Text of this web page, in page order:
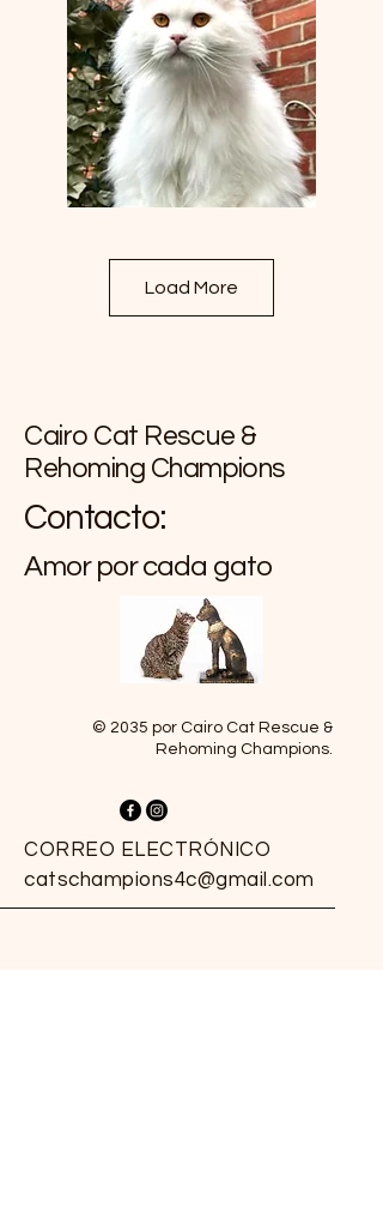
Load More
Cairo Cat Rescue &
Rehoming Champions
Contacto:
Amor por cada gato
© 2035 por Cairo Cat Rescue &
Rehoming Champions.
CORREO ELECTRÓNICO
catschampions4c@gmail.com